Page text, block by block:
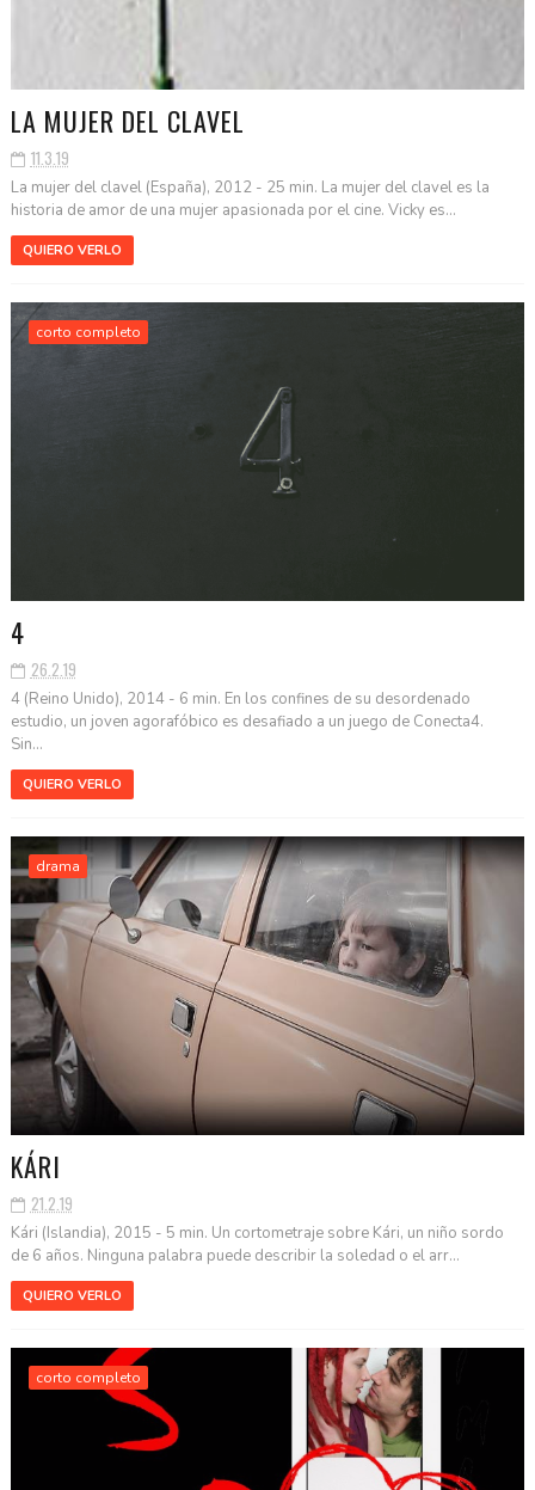
LA MUJER DEL CLAVEL
11.3.19
La mujer del clavel (España), 2012 - 25 min. La mujer del clavel es la
historia de amor de una mujer apasionada por el cine. Vicky es...
QUIERO VERLO
corto completo
4
26.2.19
4 (Reino Unido), 2014 - 6 min. En los confines de su desordenado
estudio, un joven agorafóbico es desafiado a un juego de Conecta4.
Sin...
QUIERO VERLO
drama
KÁRI
21.2.19
Kári (Islandia), 2015 - 5 min. Un cortometraje sobre Kári, un niño sordo
de 6 años. Ninguna palabra puede describir la soledad o el arr...
QUIERO VERLO
corto completo